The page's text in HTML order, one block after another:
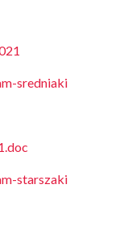
sredniaki
starszaki